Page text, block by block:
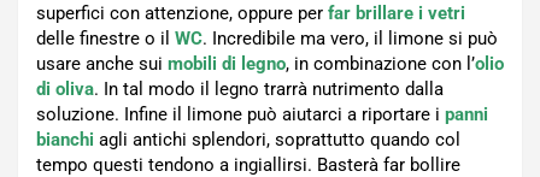
superfici con attenzione, oppure per far brillare i vetri
delle finestre o il WC. Incredibile ma vero, il limone si può
usare anche sui mobili di legno, in combinazione con l’olio
di oliva. In tal modo il legno trarrà nutrimento dalla
soluzione. Infine il limone può aiutarci a riportare i panni
bianchi agli antichi splendori, soprattutto quando col
tempo questi tendono a ingiallirsi. Basterà far bollire